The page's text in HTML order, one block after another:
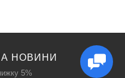
НОВИНИ
5%